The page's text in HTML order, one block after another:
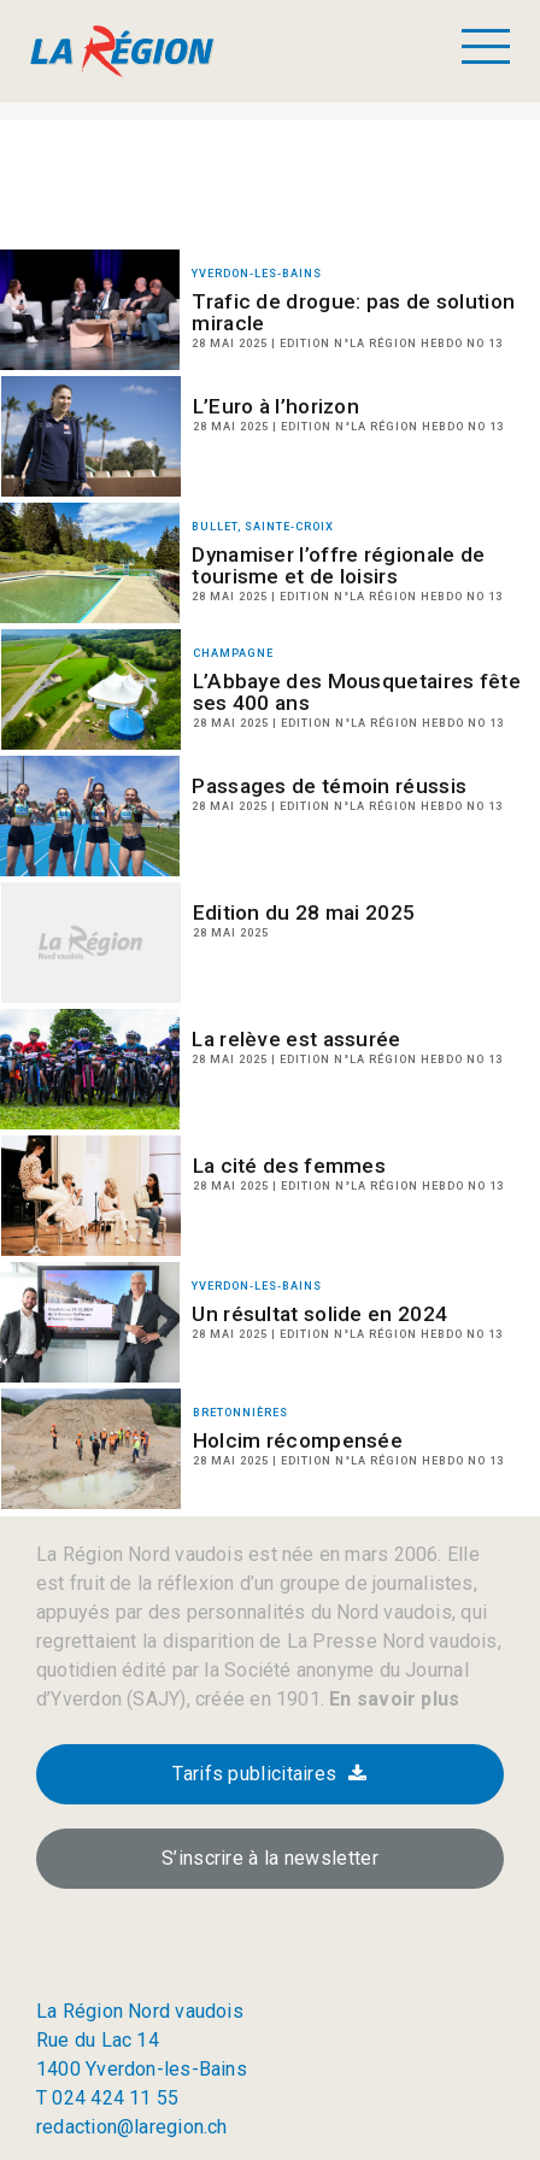
YVERDON-LES-BAINS
Trafic de drogue: pas de solution
miracle
28 MAI 2025 | EDITION N°LA RÉGION HEBDO NO 13
L’Euro à l’horizon
28 MAI 2025 | EDITION N°LA RÉGION HEBDO NO 13
BULLET, SAINTE-CROIX
Dynamiser l’offre régionale de
tourisme et de loisirs
28 MAI 2025 | EDITION N°LA RÉGION HEBDO NO 13
CHAMPAGNE
L’Abbaye des Mousquetaires fête
ses 400 ans
28 MAI 2025 | EDITION N°LA RÉGION HEBDO NO 13
Passages de témoin réussis
28 MAI 2025 | EDITION N°LA RÉGION HEBDO NO 13
Edition du 28 mai 2025
28 MAI 2025
La relève est assurée
28 MAI 2025 | EDITION N°LA RÉGION HEBDO NO 13
La cité des femmes
28 MAI 2025 | EDITION N°LA RÉGION HEBDO NO 13
YVERDON-LES-BAINS
Un résultat solide en 2024
28 MAI 2025 | EDITION N°LA RÉGION HEBDO NO 13
BRETONNIÈRES
Holcim récompensée
28 MAI 2025 | EDITION N°LA RÉGION HEBDO NO 13
La Région Nord vaudois est née en mars 2006. Elle
est fruit de la réflexion d’un groupe de journalistes,
appuyés par des personnalités du Nord vaudois, qui
regrettaient la disparition de La Presse Nord vaudois,
quotidien édité par la Société anonyme du Journal
d’Yverdon (SAJY), créée en 1901. En savoir plus
Tarifs publicitaires
S’inscrire à la newsletter
La Région Nord vaudois
Rue du Lac 14
1400 Yverdon-les-Bains
T 024 424 11 55
redaction@laregion.ch